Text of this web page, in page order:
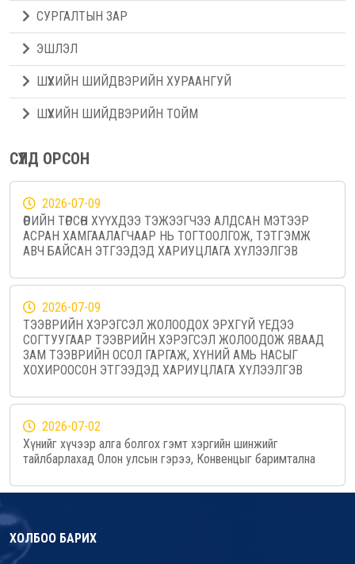
СУРГАЛТЫН ЗАР
ЭШЛЭЛ
ШҮҮХИЙН ШИЙДВЭРИЙН ХУРААНГУЙ
ШҮҮХИЙН ШИЙДВЭРИЙН ТОЙМ
СҮҮЛД ОРСОН
2026-07-09
ӨӨРИЙН ТӨРСӨН ХҮҮХДЭЭ ТЭЖЭЭГЧЭЭ АЛДСАН МЭТЭЭР
АСРАН ХАМГААЛАГЧААР НЬ ТОГТООЛГОЖ, ТЭТГЭМЖ
АВЧ БАЙСАН ЭТГЭЭДЭД ХАРИУЦЛАГА ХҮЛЭЭЛГЭВ
2026-07-09
ТЭЭВРИЙН ХЭРЭГСЭЛ ЖОЛООДОХ ЭРХГҮЙ ҮЕДЭЭ
СОГТУУГААР ТЭЭВРИЙН ХЭРЭГСЭЛ ЖОЛООДОЖ ЯВААД
ЗАМ ТЭЭВРИЙН ОСОЛ ГАРГАЖ, ХҮНИЙ АМЬ НАСЫГ
ХОХИРООСОН ЭТГЭЭДЭД ХАРИУЦЛАГА ХҮЛЭЭЛГЭВ
2026-07-02
Хүнийг хүчээр алга болгох гэмт хэргийн шинжийг
тайлбарлахад Олон улсын гэрээ, Конвенцыг баримтална
ХОЛБОО БАРИХ